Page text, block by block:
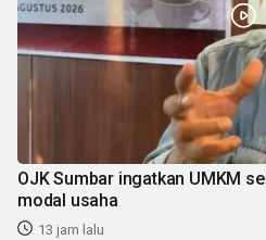
OJK Sumbar ingatkan UMKM
modal usaha
13 jam lalu